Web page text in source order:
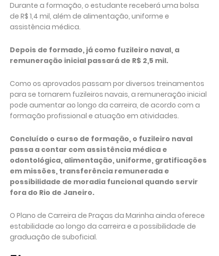
Durante a formação, o estudante receberá uma bolsa
de R$ 1,4 mil, além de alimentação, uniforme e
assistência médica.
Depois de formado, já como fuzileiro naval, a
remuneração inicial passará de R$ 2,5 mil.
Como os aprovados passam por diversos treinamentos
para se tornarem fuzileiros navais, a remuneração inicial
pode aumentar ao longo da carreira, de acordo com a
formação profissional e atuação em atividades.
Concluído o curso de formação, o fuzileiro naval
passa a contar com assistência médica e
odontológica, alimentação, uniforme, gratificações
em missões, transferência remunerada e
possibilidade de moradia funcional quando servir
fora do Rio de Janeiro.
O Plano de Carreira de Praças da Marinha ainda oferece
estabilidade ao longo da carreira e a possibilidade de
graduação de suboficial.